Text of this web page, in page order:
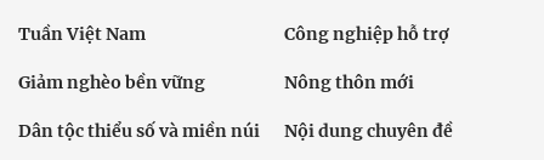
Tuần Việt Nam Công nghiệp hỗ trợ
Giảm nghèo bền vững Nông thôn mới
Dân tộc thiểu số và miền núi Nội dung chuyên đề